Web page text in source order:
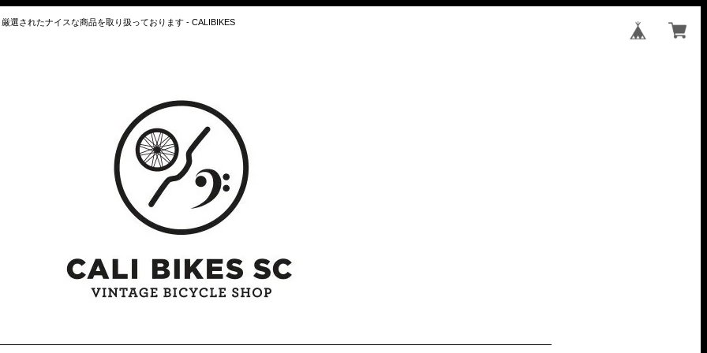
選されたナイスな商品を取り扱っております - CALIBIKES